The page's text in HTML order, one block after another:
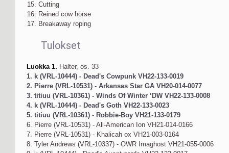
15. Cutting
16. Reined cow horse
17. Breakaway roping
Tulokset
Luokka 1. Halter, os. 33
1. k (VRL-10444) - Dead's Cowpunk VH22-133-0019
2. Pierre (VRL-10531) - Arkansas Star GA VH20-014-0077
3. titiuu (VRL-10361) - Winds Of Winter ‘DW VH22-133-0008
4. k (VRL-10444) - Dead's Goth VH22-133-0023
5. titiuu (VRL-10361) - Robbie-Boy VH21-133-0179
6. Pierre (VRL-10531) - All-American Ion VH21-014-0166
7. Pierre (VRL-10531) - Khalicah ox VH21-003-0164
8. Tyler Andrews (VRL-10337) - OWR Imaghost VH21-055-0006